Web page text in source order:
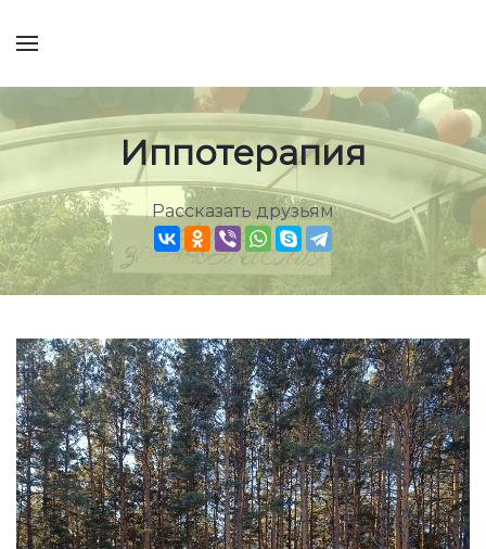
Иппотерапия
Рассказать друзьям